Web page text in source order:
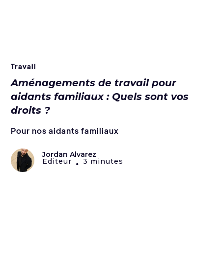
Travail
Aménagements de travail pour
aidants familiaux : Quels sont vos
droits ?
Pour nos aidants familiaux
Jordan Alvarez
Editeur • 3 minutes